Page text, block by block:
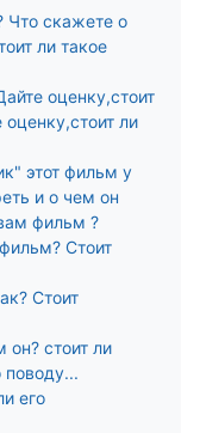
Что скажете о
ли такое
оценку,стоит
ли
этот фильм у
и о чем он
фильм ?
Стоит
Стоит
стоит ли
его